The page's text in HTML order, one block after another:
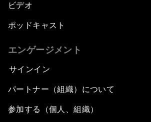
ビデオ
ポッドキャスト
エンゲージメント
サインイン
パートナー（組織）について
参加する（個人、組織）